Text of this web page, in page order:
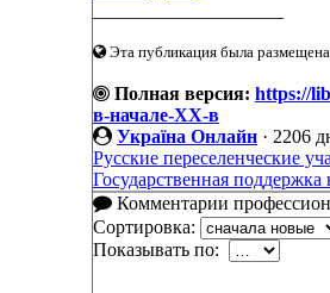
Эта публикация была размещена
Полная версия: https://
в-начале-XX-в
Україна Онлайн · 2206
Русские переселенческие
Государственная
Комментарии
Сортировка:
Показывать по: